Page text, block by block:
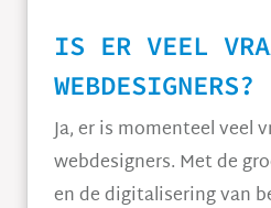
IS ER VEEL
WEBDESIGNERS?
Ja, er is momenteel veel
webdesigners. Met de
en de digitalisering van